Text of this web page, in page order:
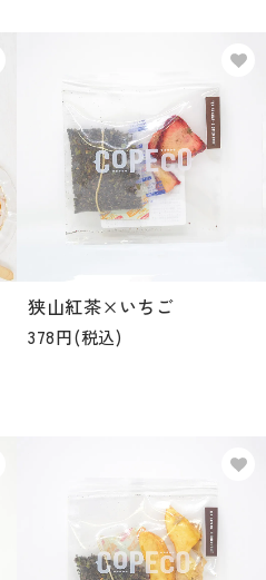
狭山紅茶×いちご
378円(税込)